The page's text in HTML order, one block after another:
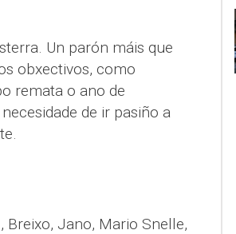
Un parón máis que
obxectivos, como
remata o ano de
de ir pasiño a
Breixo, Jano, Mario Snelle,